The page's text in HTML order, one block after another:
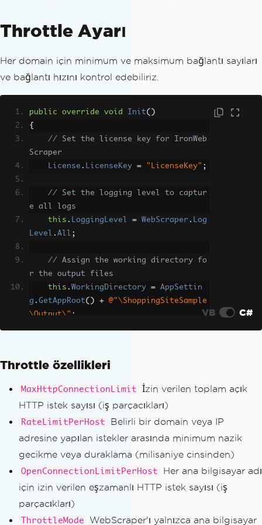
Throttle Ayarı
Her domain için minimum ve maksimum bağlantı sayıları
ve bağlantı hızını kontrol edebiliriz.
public override void Init()
{
// Set the license key for IronWeb
Scraper
License . LicenseKey = "LicenseKey" ;
// Set the logging level to captur
e all logs
this . LoggingLevel = WebScraper . Log
Level . All ;
// Assign the working directory fo
r the output files
this . WorkingDirectory =
AppSettin
g . GetAppRoot() +
@"\ShoppingSiteSample
\Output\" ;
this.MaxHttpConnectionLimit
// Set minimum polite delay (paus
e) between requests to a given domain
or IP address
this.RateLimitPerHost = TimeSpan. F
romMilliseconds
50
// Set the allowed number of concu
rrent HTTP requests (threads) per host
name or IP address
this . OpenConnectionLimitPerHost
VB C#
Throttle özellikleri
MaxHttpConnectionLimit
İzin verilen toplam açık
HTTP istek sayısı (iş parçacıkları)
RateLimitPerHost
Belirli bir domain veya IP
adresine yapılan istekler arasında minimum nazik
gecikme veya duraklama (milisaniye cinsinden)
OpenConnectionLimitPerHost
Her ana bilgisayar adı
için izin verilen eşzamanlı HTTP istek sayısı (iş
parçacıkları)
ThrottleMode WebScraper'ı yalnızca ana bilgisayar